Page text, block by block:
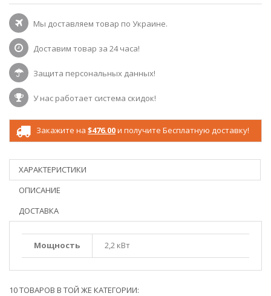
Мы доставляем товар по Украине.
Доставим товар за 24 часа!
Защита персональных данных!
У нас работает система скидок!
Закажите на $476.00и получите Бесплатную доставку!
ХАРАКТЕРИСТИКИ
ОПИСАНИЕ
ДОСТАВКА
Мощность 2,2 кВт
10 ТОВАРОВ В ТОЙ ЖЕ КАТЕГОРИИ: